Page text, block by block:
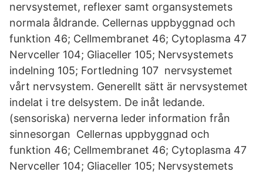
nervsystemet, reflexer samt organsystemets
normala åldrande. Cellernas uppbyggnad och
funktion 46; Cellmembranet 46; Cytoplasma 47
Nervceller 104; Gliaceller 105; Nervsystemets
indelning 105; Fortledning 107 nervsystemet
vårt nervsystem. Generellt sätt är nervsystemet
indelat i tre delsystem. De inåt ledande.
(sensoriska) nerverna leder information från
sinnesorgan Cellernas uppbyggnad och
funktion 46; Cellmembranet 46; Cytoplasma 47
Nervceller 104; Gliaceller 105; Nervsystemets